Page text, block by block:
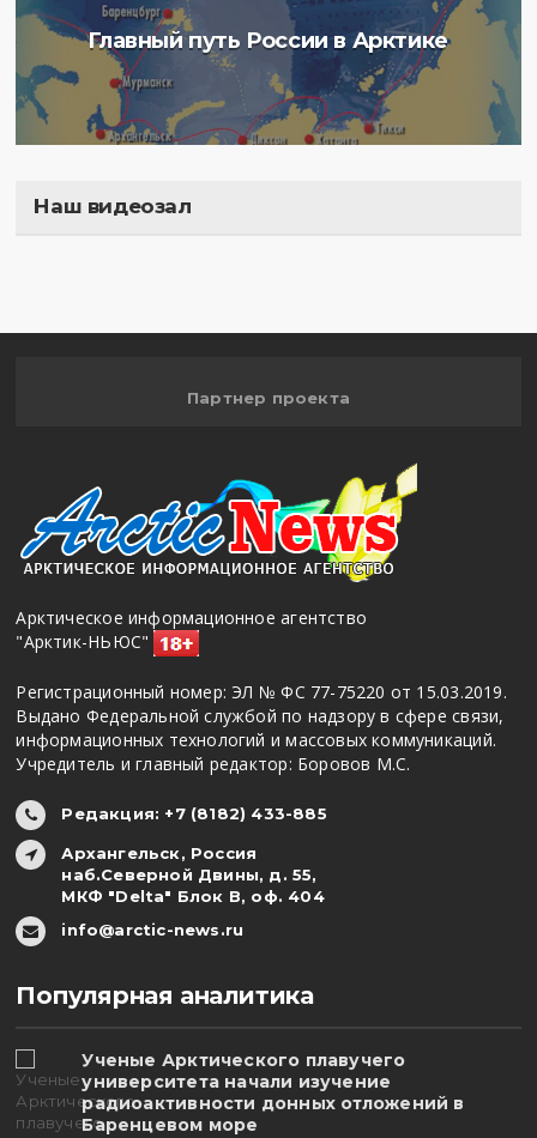
Главный путь России в Арктике
Наш видеозал
Партнер проекта
Арктическое информационное агентство
"Арктик-НЬЮС"
Регистрационный номер: ЭЛ № ФС 77-75220 от 15.03.2019.
Выдано Федеральной службой по надзору в сфере связи,
информационных технологий и массовых коммуникаций.
Учредитель и главный редактор: Боровов М.С.
Редакция: +7 (8182) 433-885
Архангельск, Россия
наб.Северной Двины, д. 55,
МКФ "Delta" Блок В, оф. 404
info@arctic-news.ru
Популярная аналитика
Ученые Арктического плавучего
университета начали изучение
радиоактивности донных отложений в
Баренцевом море